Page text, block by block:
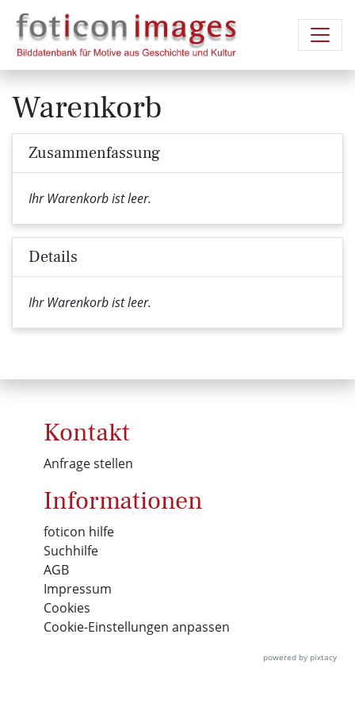
Warenkorb
Zusammenfassung
Ihr Warenkorb ist leer.
Details
Ihr Warenkorb ist leer.
Kontakt
Anfrage stellen
Informationen
foticon hilfe
Suchhilfe
AGB
Impressum
Cookies
Cookie-Einstellungen anpassen
powered by pixtacy